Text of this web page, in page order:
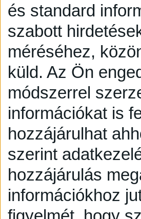
és standard
szabott
méréséhez,
küld. Az Ön
módszerrel
információkat is
hozzájárulhat
szerint
hozzájárulás
információkhoz